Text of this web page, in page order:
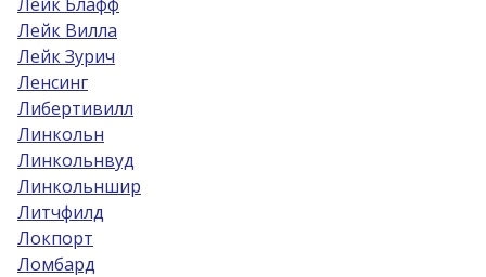
Лейк Вилла
Лейк Зурич
Ленсинг
Либертивилл
Линкольн
Линкольнвуд
Линкольншир
Литчфилд
Локпорт
Ломбард